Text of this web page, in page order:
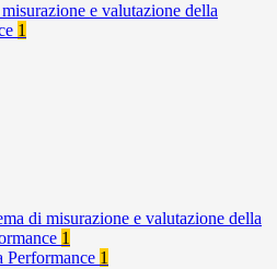
e valutazione della
1
di misurazione e valutazione della
1
Performance 1